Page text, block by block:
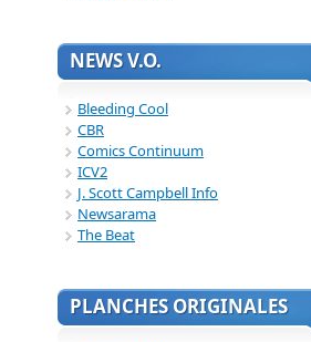
NEWS V.O.
Bleeding Cool
CBR
Comics Continuum
ICV2
J. Scott Campbell Info
Newsarama
The Beat
PLANCHES ORIGINALES